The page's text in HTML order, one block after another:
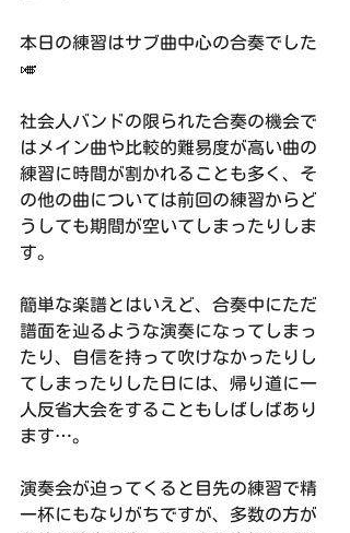
本日の練習はサブ曲中心の合奏でした
🎺
社会人バンドの限られた合奏の機会で
はメイン曲や比較的難易度が高い曲の
練習に時間が割かれることも多く、そ
の他の曲については前回の練習からど
うしても期間が空いてしまったりしま
す。
簡単な楽譜とはいえど、合奏中にただ
譜面を辿るような演奏になってしまっ
たり、自信を持って吹けなかったりし
てしまったりした日には、帰り道に一
人反省大会をすることもしばしばあり
ます…。
演奏会が迫ってくると目先の練習で精
一杯にもなりがちですが、多数の方が